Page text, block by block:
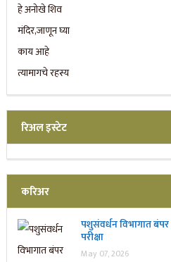
रिअल इस्टेट
करिअर
पशुसंवर्धन विभागात
परीक्षा
May 07, 2026